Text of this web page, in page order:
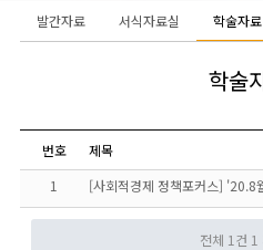
발간자료 서식자료실 학술자료
학술
번호 제목
1
전체 1건 1